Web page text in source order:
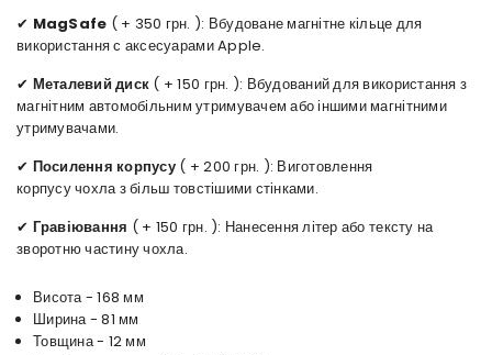
✔ MagSafe ( + 350 грн. ): Вбудоване магнітне кільце для
використання с аксесуарами Apple.
✔ Металевий диск ( + 150 грн. ): Вбудований для використання з
магнітним автомобільним утримувачем або іншими магнітними
утримувачами.
✔ Посилення корпусу ( + 200 грн. ): Виготовлення
корпусу чохла з більш товстішими стінками.
✔ Гравіювання ( + 150 грн. ): Нанесення літер або тексту на
зворотню частину чохла.
Висота - 168 мм
Ширина - 81 мм
Товщина - 12 мм